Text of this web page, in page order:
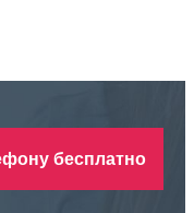
бесплатно